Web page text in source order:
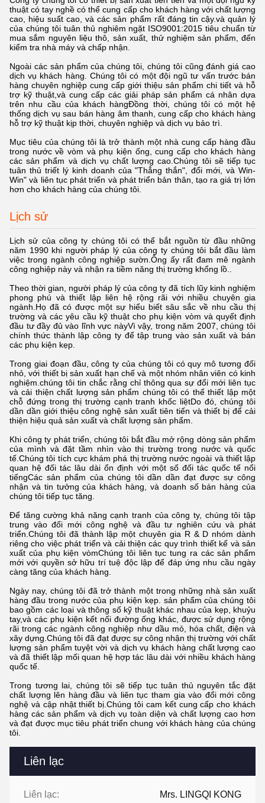
Liên lạc
Liên lạc: Mrs. LINGQI KONG
thuật có tay nghề có thể cung cấp cho khách hàng với chất lượng
cao, hiệu suất cao, và các sản phẩm rất đáng tin cậy.và quản lý
của chúng tôi tuân thủ nghiêm ngặt ISO9001:2015 tiêu chuẩn từ
mua sắm nguyên liệu thô, sản xuất, thử nghiệm sản phẩm, đến
kiểm tra nhà máy và chấp nhận.
Ngoài các sản phẩm của chúng tôi, chúng tôi cũng đánh giá cao
dịch vụ khách hàng. Chúng tôi có một đội ngũ tư vấn trước bán
hàng chuyên nghiệp cung cấp giới thiệu sản phẩm chi tiết và hỗ
trợ kỹ thuật,và cung cấp các giải pháp sản phẩm cá nhân dựa
trên nhu cầu của khách hàngĐồng thời, chúng tôi có một hệ
thống dịch vụ sau bán hàng âm thanh, cung cấp cho khách hàng
hỗ trợ kỹ thuật kịp thời, chuyên nghiệp và dịch vụ bảo trì.
Mục tiêu của chúng tôi là trở thành một nhà cung cấp hàng đầu
trong nước về vòm và phụ kiện ống, cung cấp cho khách hàng
các sản phẩm và dịch vụ chất lượng cao.Chúng tôi sẽ tiếp tục
tuân thủ triết lý kinh doanh của "Thẳng thắn", đổi mới, và Win-
Win" và liên tục phát triển và phát triển bản thân, tạo ra giá trị lớn
hơn cho khách hàng của chúng tôi.
Lịch sử
Lịch sử của công ty chúng tôi có thể bắt nguồn từ đầu những
năm 1990 khi người pháp lý của công ty chúng tôi bắt đầu làm
việc trong ngành công nghiệp sườn.Ông ấy rất đam mê ngành
công nghiệp này và nhận ra tiềm năng thị trường khổng lồ..
Theo thời gian, người pháp lý của công ty đã tích lũy kinh nghiệm
phong phú và thiết lập liên hệ rộng rãi với nhiều chuyên gia
ngành.Họ đã có được một sự hiểu biết sâu sắc về nhu cầu thị
trường và các yêu cầu kỹ thuật cho phụ kiện vòm và quyết định
đầu tư đầy đủ vào lĩnh vực nàyVì vậy, trong năm 2007, chúng tôi
chính thức thành lập công ty để tập trung vào sản xuất và bán
các phụ kiện kẹp.
Trong giai đoạn đầu, công ty của chúng tôi có quy mô tương đối
nhỏ, với thiết bị sản xuất hạn chế và một nhóm nhân viên có kinh
nghiệm.chúng tôi tin chắc rằng chỉ thông qua sự đổi mới liên tục
và cải thiện chất lượng sản phẩm chúng tôi có thể thiết lập một
chỗ đứng trong thị trường cạnh tranh khốc liệtDo đó, chúng tôi
dần dần giới thiệu công nghệ sản xuất tiên tiến và thiết bị để cải
thiện hiệu quả sản xuất và chất lượng sản phẩm.
Khi công ty phát triển, chúng tôi bắt đầu mở rộng dòng sản phẩm
của mình và đặt tầm nhìn vào thị trường trong nước và quốc
tế.Chúng tôi tích cực khám phá thị trường nước ngoài và thiết lập
quan hệ đối tác lâu dài ổn định với một số đối tác quốc tế nổi
tiếngCác sản phẩm của chúng tôi dần dần đạt được sự công
nhận và tin tưởng của khách hàng, và doanh số bán hàng của
chúng tôi tiếp tục tăng.
Để tăng cường khả năng cạnh tranh của công ty, chúng tôi tập
trung vào đổi mới công nghệ và đầu tư nghiên cứu và phát
triển.Chúng tôi đã thành lập một chuyên gia R & D nhóm dành
riêng cho việc phát triển và cải thiện các quy trình thiết kế và sản
xuất của phụ kiện vòmChúng tôi liên tục tung ra các sản phẩm
mới với quyền sở hữu trí tuệ độc lập để đáp ứng nhu cầu ngày
càng tăng của khách hàng.
Ngày nay, chúng tôi đã trở thành một trong những nhà sản xuất
hàng đầu trong nước của phụ kiện kẹp. sản phẩm của chúng tôi
bao gồm các loại và thông số kỹ thuật khác nhau của kẹp, khuỷu
tay,và các phụ kiện kết nối đường ống khác, được sử dụng rộng
rãi trong các ngành công nghiệp như dầu mỏ, hóa chất, điện và
xây dựng.Chúng tôi đã đạt được sự công nhận thị trường với chất
lượng sản phẩm tuyệt vời và dịch vụ khách hàng chất lượng cao
và đã thiết lập mối quan hệ hợp tác lâu dài với nhiều khách hàng
quốc tế.
Trong tương lai, chúng tôi sẽ tiếp tục tuân thủ nguyên tắc đặt
chất lượng lên hàng đầu và liên tục tham gia vào đổi mới công
nghệ và cập nhật thiết bị.Chúng tôi cam kết cung cấp cho khách
hàng các sản phẩm và dịch vụ toàn diện và chất lượng cao hơn
và đạt được mục tiêu phát triển chung với khách hàng của chúng
tôi.